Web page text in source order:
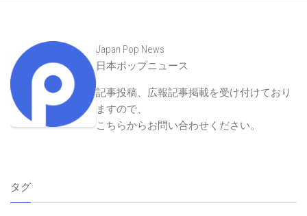
Japan Pop News
日本ポップニュース
記事投稿、広報記事掲載を受け付けており
ますので、
こちらからお問い合わせください。
タグ